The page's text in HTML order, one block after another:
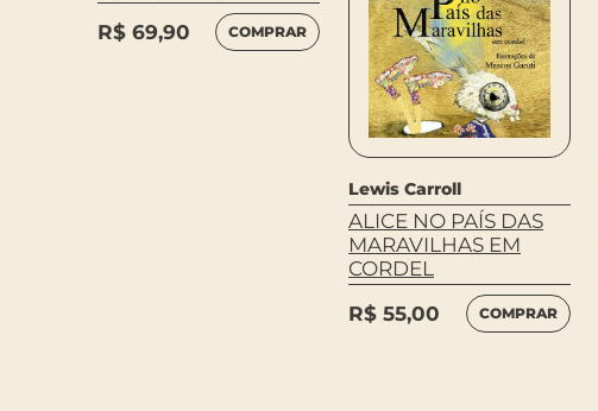
R$ 69,90 COMPRAR
Lewis Carroll
ALICE NO PAÍS DAS
MARAVILHAS EM
CORDEL
R$ 55,00 COMPRAR